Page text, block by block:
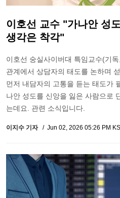
이호선 교수 "가나안 성
생각은 착각"
이호선 숭실사이버대 특임교수(기
관계에서 상담자의 태도를 논하며
먼저 내담자의 고통을 듣는 태도가
나안 성도를 신앙을 잃은 사람으로
는데요. 관련 소식입니다.
이지수 기자 Jun 02, 2026 05:26 PM